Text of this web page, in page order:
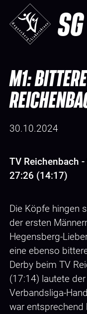
M1:
30.10.2024
TV Reichenbach
27:26 (14:17)
Die Köpfe hingen
der ersten
Hegensberg-
eine ebenso
Derby beim TV
(17:14) lautete
Verbandsliga-
war entsprechend